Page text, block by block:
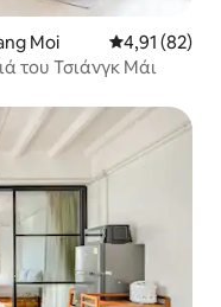
Moi Μέση
4,91 (82)
του Τσιάνγκ Μάι